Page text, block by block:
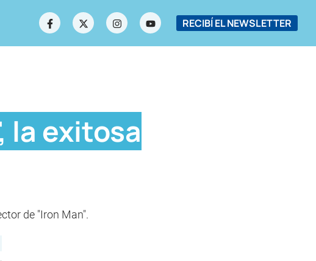
RECIBÍ EL NEWSLETTER
la exitosa
de "Iron Man".